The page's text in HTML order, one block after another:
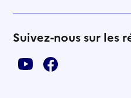
Suivez-nous sur les